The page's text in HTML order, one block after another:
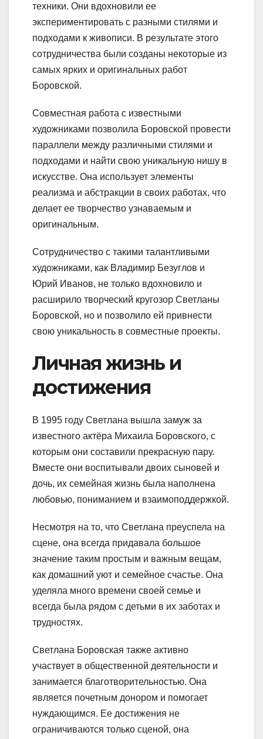
техники. Они вдохновили ее
экспериментировать с разными стилями и
подходами к живописи. В результате этого
сотрудничества были созданы некоторые из
самых ярких и оригинальных работ
Боровской.
Совместная работа с известными
художниками позволила Боровской провести
параллели между различными стилями и
подходами и найти свою уникальную нишу в
искусстве. Она использует элементы
реализма и абстракции в своих работах, что
делает ее творчество узнаваемым и
оригинальным.
Сотрудничество с такими талантливыми
художниками, как Владимир Безуглов и
Юрий Иванов, не только вдохновило и
расширило творческий кругозор Светланы
Боровской, но и позволило ей привнести
свою уникальность в совместные проекты.
Личная жизнь и
достижения
В 1995 году Светлана вышла замуж за
известного актёра Михаила Боровского, с
которым они составили прекрасную пару.
Вместе они воспитывали двоих сыновей и
дочь, их семейная жизнь была наполнена
любовью, пониманием и взаимоподдержкой.
Несмотря на то, что Светлана преуспела на
сцене, она всегда придавала большое
значение таким простым и важным вещам,
как домашний уют и семейное счастье. Она
уделяла много времени своей семье и
всегда была рядом с детьми в их заботах и
трудностях.
Светлана Боровская также активно
участвует в общественной деятельности и
занимается благотворительностью. Она
является почетным донором и помогает
нуждающимся. Ее достижения не
ограничиваются только сценой, она